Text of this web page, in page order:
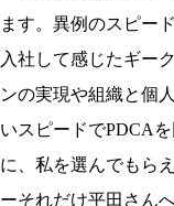
ます。異例のスピー
入社して感じたギー
ンの実現や組織と個
いスピードでPDCA
に、私を選んでもら
ーそれだけ平田さん